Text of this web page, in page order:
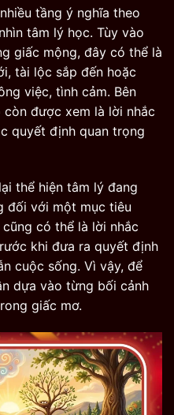
tầng ý nghĩa theo
tâm lý học. Tùy vào
giấc mộng, đây có thể là
tài lộc sắp đến hoặc
việc, tình cảm. Bên
được xem là lời nhắc
quyết định quan trọng
thể hiện tâm lý đang
đối với một mục tiêu
có thể là lời nhắc
khi đưa ra quyết định
cuộc sống. Vì vậy, để
dựa vào từng bối cảnh
giấc mơ.